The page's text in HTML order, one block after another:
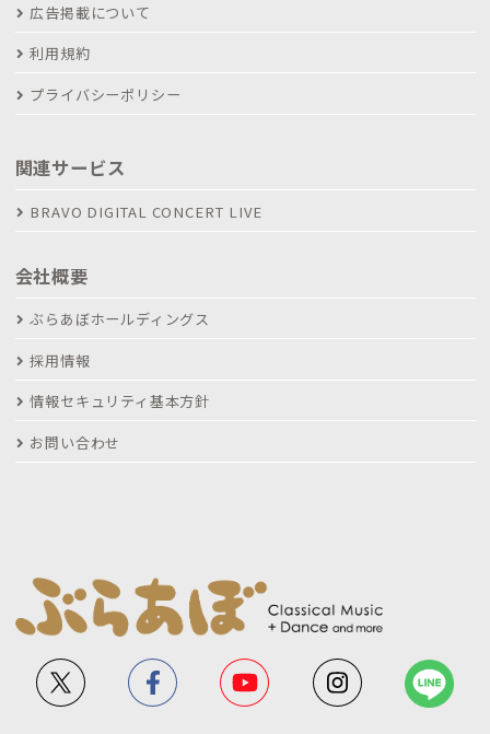
広告掲載について
利用規約
プライバシーポリシー
関連サービス
BRAVO DIGITAL CONCERT LIVE
会社概要
ぶらあぼホールディングス
採用情報
情報セキュリティ基本方針
お問い合わせ